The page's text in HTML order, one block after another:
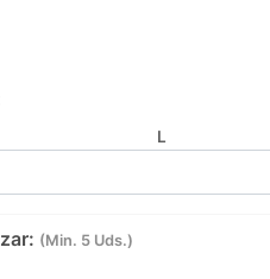
L
(Min. 5 Uds.)